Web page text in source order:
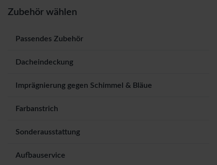
Zubehör wählen
Passendes Zubehör
Dacheindeckung
Imprägnierung gegen Schimmel & Bläue
Farbanstrich
Sonderausstattung
Aufbauservice